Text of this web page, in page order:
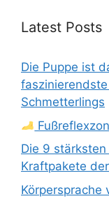
Latest Posts
Die Puppe ist
Schmetterlings
Die 9
Kraftpakete
Körpersprache